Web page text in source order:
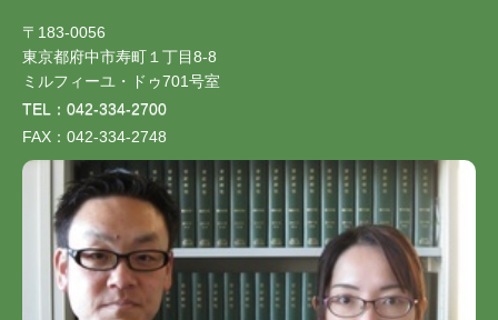
〒183-0056
東京都府中市寿町１丁目8-8
ミルフィーユ・ドゥ701号室
TEL：042-334-2700
FAX：042-334-2748